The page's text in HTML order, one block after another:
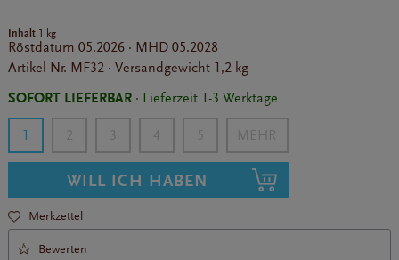
Inhalt 1 kg
Röstdatum 05.2026 · MHD 05.2028
Artikel-Nr. MF32 · Versandgewicht 1,2 kg
SOFORT LIEFERBAR· Lieferzeit 1-3 Werktage
1 2 3 4 5
WILL ICH HABEN
Merkzettel
Bewerten